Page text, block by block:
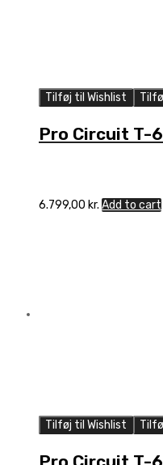
Tilføj til Wishlist
Pro Circuit T-6
6.799,00 kr. Add to cart
Tilføj til Wishlist
Pro Circuit T-6